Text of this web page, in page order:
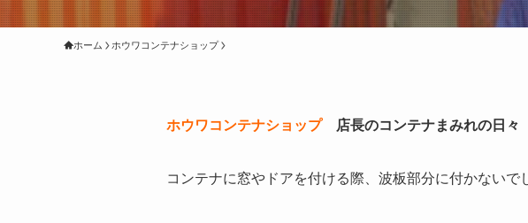
ホーム ホウワコンテナショップ
ホウワコンテナショップ店長のコンテナまみれの日々
コンテナに窓やドアを付ける際、波板部分に付かないで